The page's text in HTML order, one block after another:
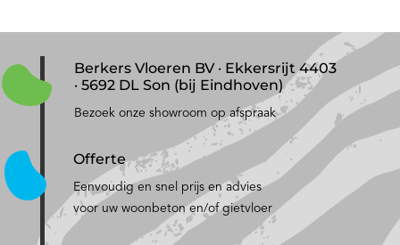
Berkers Vloeren BV · Ekkersrijt 4403
· 5692 DL Son (bij Eindhoven)
Bezoek onze showroom op afspraak
Offerte
Eenvoudig en snel prijs en advies
voor uw woonbeton en/of gietvloer